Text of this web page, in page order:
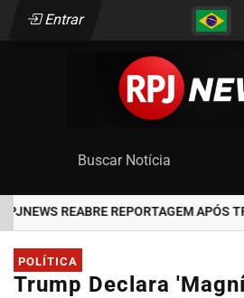
Entrar
REABRE REPORTAGEM APÓS
EM ALTA
POLÍTICA
Trump Declara